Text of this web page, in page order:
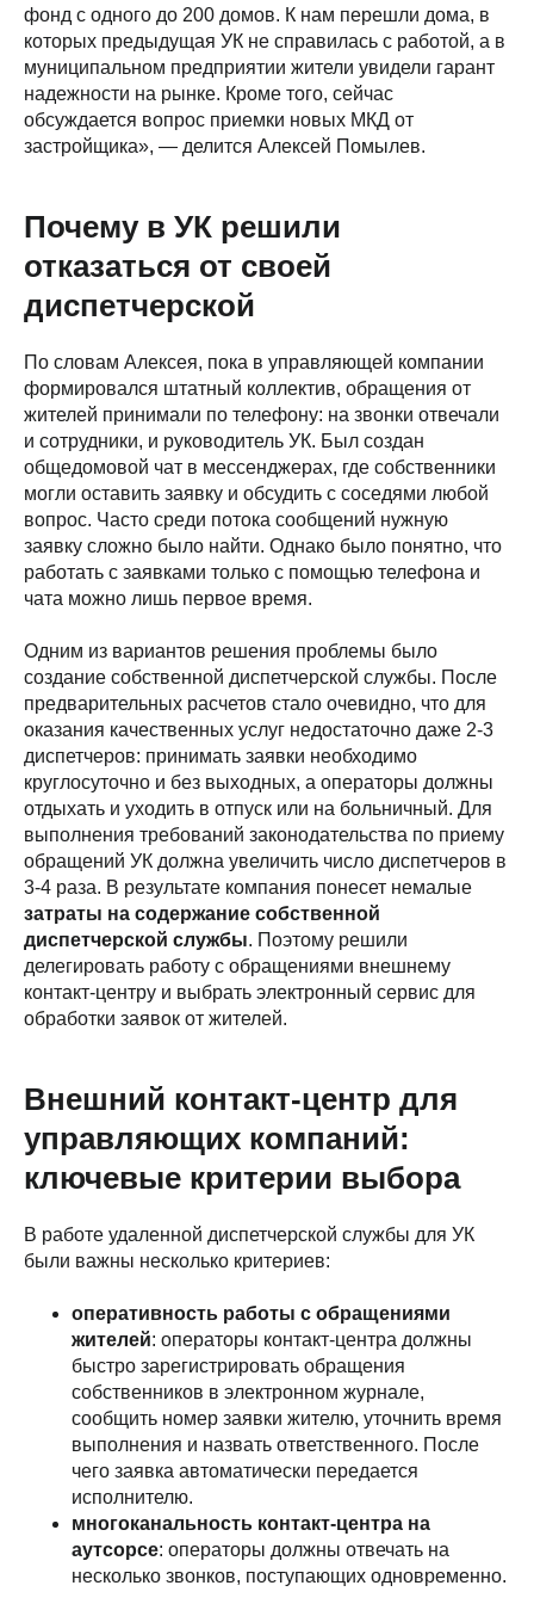
фонд с одного до 200 домов. К нам перешли дома, в
которых предыдущая УК не справилась с работой, а в
муниципальном предприятии жители увидели гарант
надежности на рынке. Кроме того, сейчас
обсуждается вопрос приемки новых МКД от
застройщика», — делится Алексей Помылев.
Почему в УК решили
отказаться от своей
диспетчерской
По словам Алексея, пока в управляющей компании
формировался штатный коллектив, обращения от
жителей принимали по телефону: на звонки отвечали
и сотрудники, и руководитель УК. Был создан
общедомовой чат в мессенджерах, где собственники
могли оставить заявку и обсудить с соседями любой
вопрос. Часто среди потока сообщений нужную
заявку сложно было найти. Однако было понятно, что
работать с заявками только с помощью телефона и
чата можно лишь первое время.
Одним из вариантов решения проблемы было
создание собственной диспетчерской службы. После
предварительных расчетов стало очевидно, что для
оказания качественных услуг недостаточно даже 2-3
диспетчеров: принимать заявки необходимо
круглосуточно и без выходных, а операторы должны
отдыхать и уходить в отпуск или на больничный. Для
выполнения требований законодательства по приему
обращений УК должна увеличить число диспетчеров в
3-4 раза. В результате компания понесет немалые
затраты на содержание собственной
диспетчерской службы. Поэтому решили
делегировать работу с обращениями внешнему
контакт-центру и выбрать электронный сервис для
обработки заявок от жителей.
Внешний контакт-центр для
управляющих компаний:
ключевые критерии выбора
В работе удаленной диспетчерской службы для УК
были важны несколько критериев:
оперативность работы с обращениями
жителей: операторы контакт-центра должны
быстро зарегистрировать обращения
собственников в электронном журнале,
сообщить номер заявки жителю, уточнить время
выполнения и назвать ответственного. После
чего заявка автоматически передается
исполнителю.
многоканальность контакт-центра на
аутсорсе: операторы должны отвечать на
несколько звонков, поступающих одновременно.